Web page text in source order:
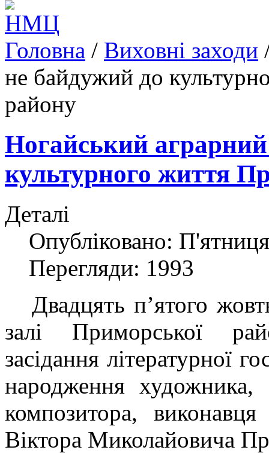
Головна / Виховні заходи
не байдужий до
району
Ногайський
культурного життя
Деталі
Опубліковано:
Перегляди: 1993
Двадцять п’ятого
залі Приморської
засідання літературної
народження художника,
композитора,
Віктора Миколайовича